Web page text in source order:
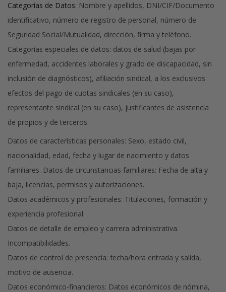
Categorías de Datos: Nombre y apellidos, DNI/CIF/Documento
identificativo, número de registro de personal, número de
Seguridad Social/Mutualidad, dirección, firma y teléfono.
Categorías especiales de datos: datos de salud (bajas por
enfermedad, accidentes laborales y grado de discapacidad, sin
inclusión de diagnósticos), afiliación sindical, a los exclusivos
efectos del pago de cuotas sindicales (en su caso),
representante sindical (en su caso), justificantes de asistencia
de propios y de terceros.
Datos de características personales: Sexo, estado civil,
nacionalidad, edad, fecha y lugar de nacimiento y datos
familiares. Datos de circunstancias familiares: Fecha de alta y
baja, licencias, permisos y autorizaciones.
Datos académicos y profesionales: Titulaciones, formación y
experiencia profesional.
Datos de detalle de empleo y carrera administrativa.
Incompatibilidades.
Datos de control de presencia: fecha/hora entrada y salida,
motivo de ausencia.
Datos económico-financieros: Datos económicos de nómina,